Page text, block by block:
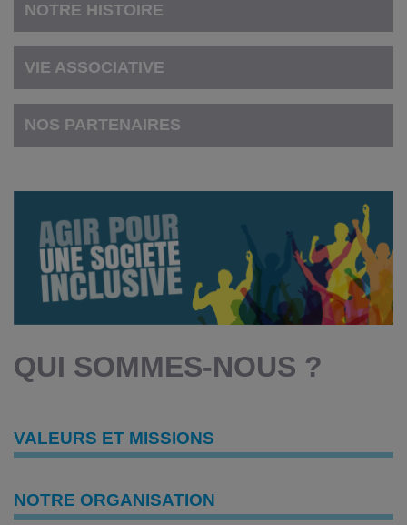
NOTRE HISTOIRE
VIE ASSOCIATIVE
NOS PARTENAIRES
QUI SOMMES-NOUS ?
VALEURS ET MISSIONS
NOTRE ORGANISATION